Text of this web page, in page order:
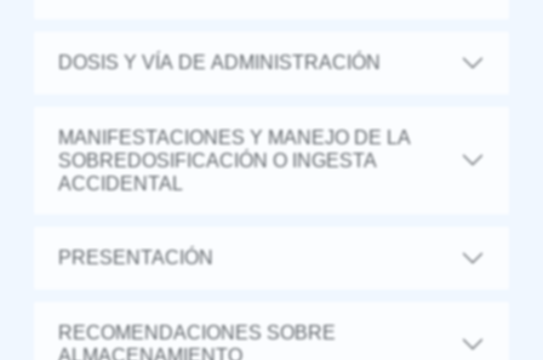
DOSIS Y VÍA DE ADMINISTRACIÓN
MANIFESTACIONES Y MANEJO DE LA
SOBREDOSIFICACIÓN O INGESTA
ACCIDENTAL
PRESENTACIÓN
RECOMENDACIONES SOBRE
ALMACENAMIENTO